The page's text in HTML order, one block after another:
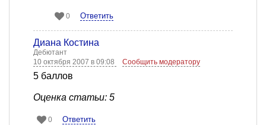
0 Ответить
Диана Костина
Дебютант
10 октября 2007 в 09:08
Сообщить модератору
5 баллов
Оценка статьи: 5
0 Ответить